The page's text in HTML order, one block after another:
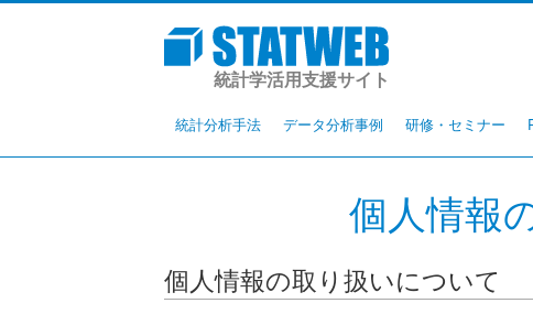
統計学活用支援サイト
統計分析手法 データ分析事例 研修・セミナー
個人情報
個人情報の取り扱いについて